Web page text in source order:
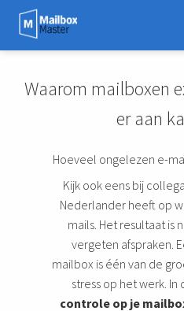
Waarom mailboxen
er aan
Hoeveel ongelezen e-
Kijk ook eens bij
Nederlander heeft op
mails. Het resultaat is
vergeten afspraken.
mailbox is één van de
stress op het werk.
controle op je